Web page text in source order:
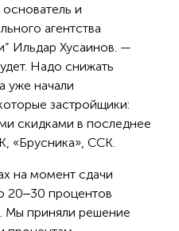
и
агентства
Ильдар Хусаинов. —
Надо снижать
уже начали
застройщики:
скидками в последнее
«Брусника», ССК.
на момент сдачи
20‒30 процентов
Мы приняли решение